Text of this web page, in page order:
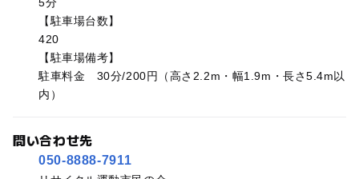
【駐車場台数】
420
【駐車場備考】
駐車料金 30分/200円（高さ2.2m・幅1.9m・長さ5.4m以
内）
問い合わせ先
050-8888-7911